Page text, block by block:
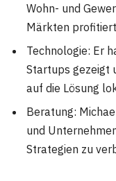
Wohn- und
Märkten
Technologie: Er
Startups gezeigt
auf die Lösung
Beratung:
und
Strategien zu